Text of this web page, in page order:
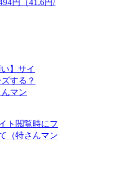
円（41.6円/
ト閲覧時にフ
（特さんマン